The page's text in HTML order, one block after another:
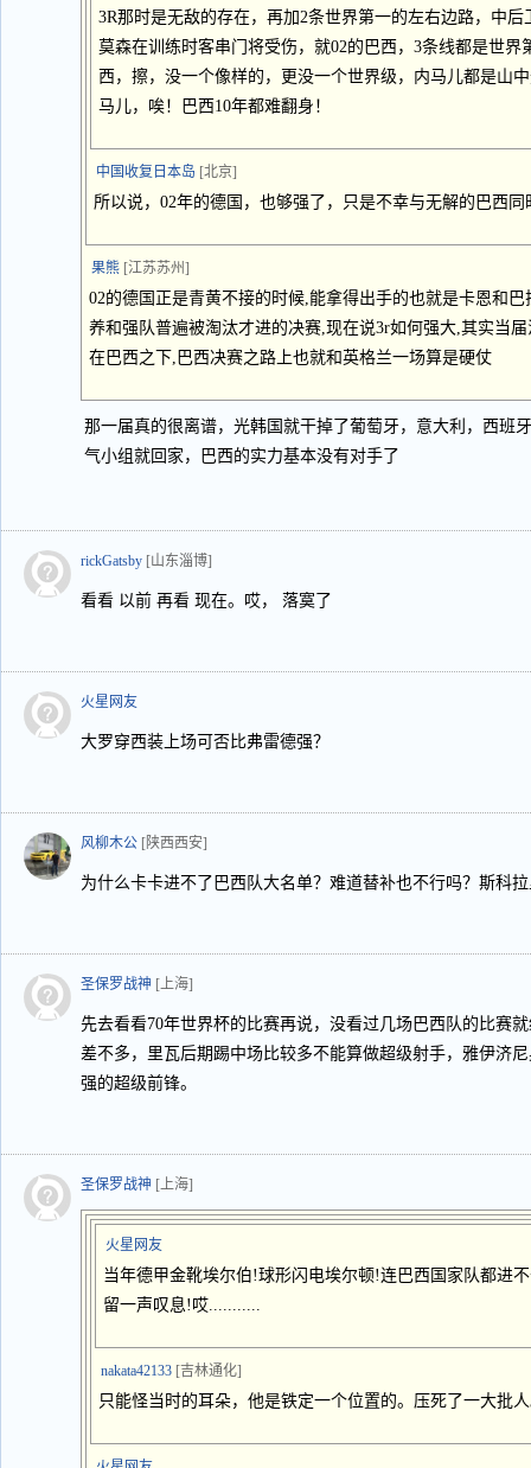
3R那时是无敌的存在，再加2条世界第一的左右边路，中
莫森在训练时客串门将受伤，就02的巴西，3条线都是世界
西，擦，没一个像样的，更没一个世界级，内马儿都是山
马儿，唉！巴西10年都难翻身！
中国收复日本岛 [北京]
所以说，02年的德国，也够强了，只是不幸与无解的巴西同
果熊 [江苏苏州]
02的德国正是青黄不接的时候,能拿得出手的也就是卡恩和
养和强队普遍被淘汰才进的决赛,现在说3r如何强大,其实当
在巴西之下,巴西决赛之路上也就和英格兰一场算是硬仗
那一届真的很离谱，光韩国就干掉了葡萄牙，意大利，西班
气小组就回家，巴西的实力基本没有对手了
rickGatsby [山东淄博]
看看 以前 再看 现在。哎， 落寞了
火星网友
大罗穿西装上场可否比弗雷德强？
风柳木公 [陕西西安]
为什么卡卡进不了巴西队大名单？难道替补也不行吗？斯科
圣保罗战神 [上海]
先去看看70年世界杯的比赛再说，没看过几场巴西队的比赛
差不多，里瓦后期踢中场比较多不能算做超级射手，雅伊济
强的超级前锋。
圣保罗战神 [上海]
火星网友
当年德甲金靴埃尔伯!球形闪电埃尔顿!连巴西国家队都进
留一声叹息!哎...........
nakata42133 [吉林通化]
只能怪当时的耳朵，他是铁定一个位置的。压死了一大批